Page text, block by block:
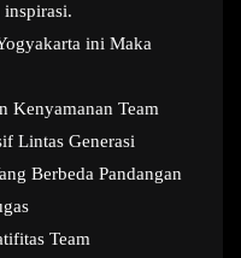
inspirasi.
ini Maka
Kenyamanan Team
Lintas Generasi
Berbeda Pandangan
Team